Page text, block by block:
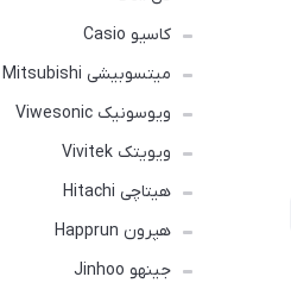
کاسیو Casio
میتسوبیشی Mitsubishi
ویوسونیک Viwesonic
ویویتک Vivitek
هیتاچی Hitachi
هپرون Happrun
جینهو Jinhoo